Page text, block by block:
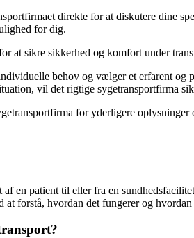
direkte for at diskutere dine
for dig.
at sikre sikkerhed og komfort under
behov og vælger et erfarent og
vil det rigtige sygetransportfirma
for yderligere
af en patient til eller fra en
at forstå, hvordan det fungerer og